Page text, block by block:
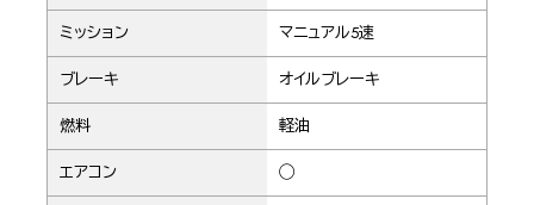
ミッション マニュアル5速
ブレーキ オイルブレーキ
燃料 軽油
エアコン ◯